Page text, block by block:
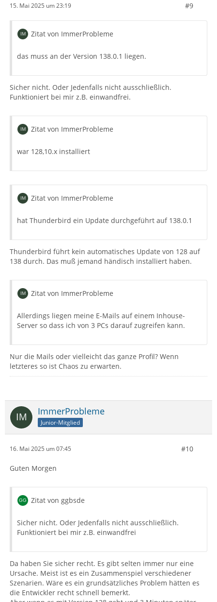
15. Mai 2025 um 23:19 #9
Zitat von ImmerProbleme
das muss an der Version 138.0.1 liegen.
Sicher nicht. Oder Jedenfalls nicht ausschließlich.
Funktioniert bei mir z.B. einwandfrei.
Zitat von ImmerProbleme
war 128,10.x installiert
Zitat von ImmerProbleme
hat Thunderbird ein Update durchgeführt auf 138.0.1
Thunderbird führt kein automatisches Update von 128 auf
138 durch. Das muß jemand händisch installiert haben.
Zitat von ImmerProbleme
Allerdings liegen meine E-Mails auf einem Inhouse-
Server so dass ich von 3 PCs darauf zugreifen kann.
Nur die Mails oder vielleicht das ganze Profil? Wenn
letzteres so ist Chaos zu erwarten.
ImmerProbleme
Junior-Mitglied
16. Mai 2025 um 07:45 #10
Guten Morgen
Zitat von ggbsde
Sicher nicht. Oder Jedenfalls nicht ausschließlich.
Funktioniert bei mir z.B. einwandfrei
Da haben Sie sicher recht. Es gibt selten immer nur eine
Ursache. Meist ist es ein Zusammenspiel verschiedener
Szenarien. Wäre es ein grundsätzliches Problem hätten es
die Entwickler recht schnell bemerkt.